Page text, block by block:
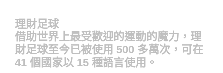
理財足球
借助世界上最受歡迎的運動的魔力，理
財足球至今已被使用 500 多萬次，可在
41 個國家以 15 種語言使用。